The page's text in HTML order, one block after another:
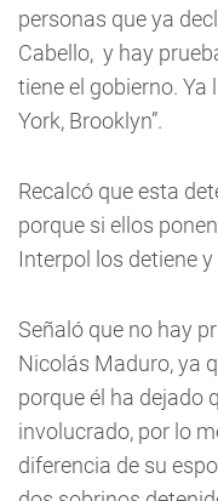
personas que ya
Cabello, y hay
tiene el gobierno. Ya
York, Brooklyn”.
Recalcó que esta
porque si ellos
Interpol los detiene
Señaló que no hay
Nicolás Maduro, ya
porque él ha dejado
involucrado, por lo
diferencia de su